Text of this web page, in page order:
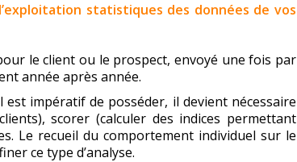
statistiques des données de vos
le client ou le prospect, envoyé une fois par
année après année.
impératif de posséder, il devient nécessaire
scorer (calculer des indices permettant
Le recueil du comportement individuel sur le
ce type d’analyse.